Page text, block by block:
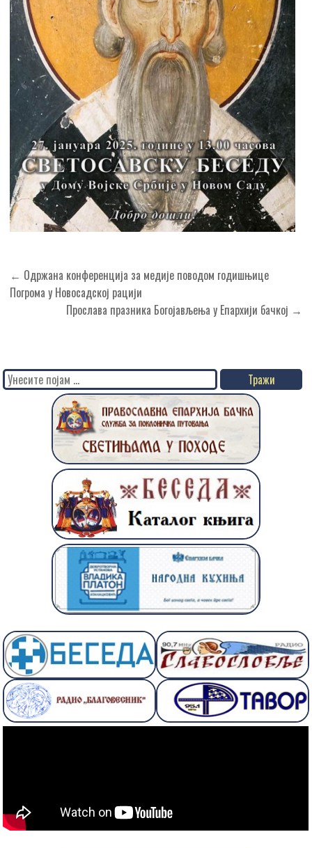
Кретање
чланка
← Одржана конференција за медије поводом годишњице
Погрома у Новосадској рацији
Прослава празника Богојављења у Епархији бачкој →
Search
for: